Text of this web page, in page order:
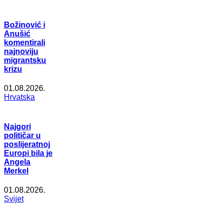
Božinović i
Anušić
komentirali
najnoviju
migrantsku
krizu
01.08.2026.
Hrvatska
Najgori
političar u
poslijeratnoj
Europi bila je
Angela
Merkel
01.08.2026.
Svijet